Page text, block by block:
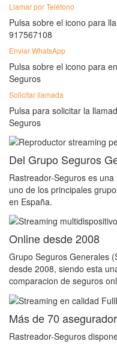
Llamar por Teléfono
Pulsa sobre el icono para
917567108
Enviar WhatsApp
Pulsa sobre el icono para
Seguros
Solicitar llamada
Pulsa para solicitar la
Seguros
Del Grupo Seguros
Rastreador-Seguros es
uno de los principales
en España.
Online desde 2008
Grupo Seguros Generales
desde 2008, siendo esta
comparacion de seguros
Más de 70
Rastreador-Seguros